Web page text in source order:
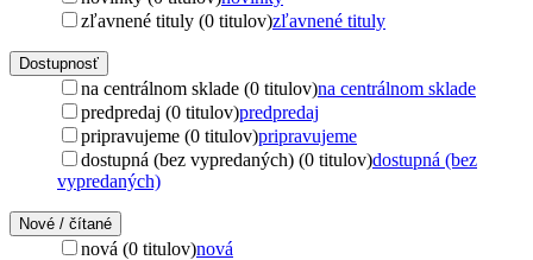
zľavnené tituly (0 titulov)zľavnené tituly
Dostupnosť
na centrálnom sklade (0 titulov)na centrálnom sklade
predpredaj (0 titulov)predpredaj
pripravujeme (0 titulov)pripravujeme
dostupná (bez vypredaných) (0 titulov)dostupná (bez
vypredaných)
Nové / čítané
nová (0 titulov)nová